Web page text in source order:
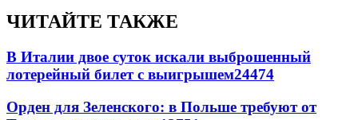
ЧИТАЙТЕ ТАКЖЕ
В Италии двое суток искали выброшенный
лотерейный билет с выигрышем24474
Орден для Зеленского: в Польше требуют от